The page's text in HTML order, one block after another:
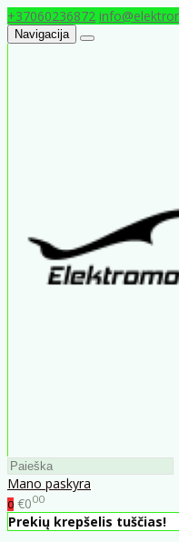
+37060236872
Navigacija
Mano paskyra
0 €000
Prekių krepšelis tuščias!